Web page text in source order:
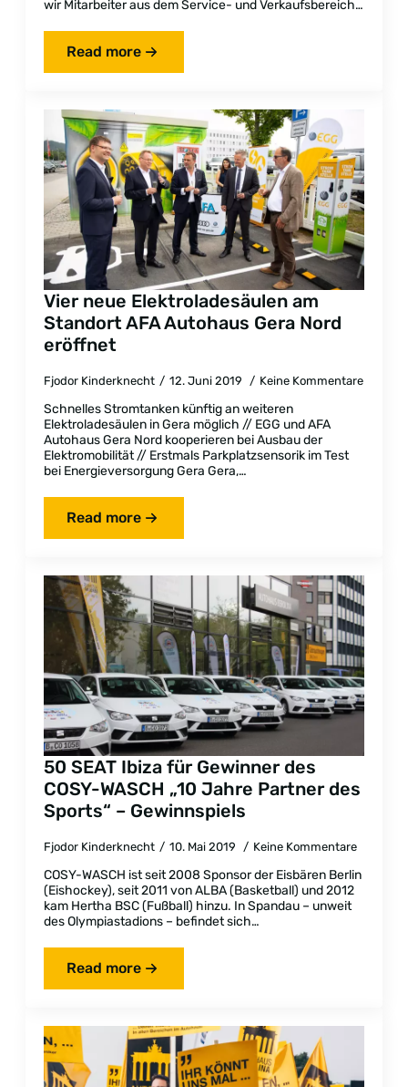
wir Mitarbeiter aus dem Service- und Verkaufsbereich…
Read more
Vier neue Elektroladesäulen am
Standort AFA Autohaus Gera Nord
eröffnet
Fjodor Kinderknecht 12. Juni 2019 Keine Kommentare
Schnelles Stromtanken künftig an weiteren
Elektroladesäulen in Gera möglich // EGG und AFA
Autohaus Gera Nord kooperieren bei Ausbau der
Elektromobilität // Erstmals Parkplatzsensorik im Test
bei Energieversorgung Gera Gera,…
Read more
50 SEAT Ibiza für Gewinner des
COSY-WASCH „10 Jahre Partner des
Sports“ – Gewinnspiels
Fjodor Kinderknecht 10. Mai 2019 Keine Kommentare
COSY-WASCH ist seit 2008 Sponsor der Eisbären Berlin
(Eishockey), seit 2011 von ALBA (Basketball) und 2012
kam Hertha BSC (Fußball) hinzu. In Spandau – unweit
des Olympiastadions – befindet sich…
Read more